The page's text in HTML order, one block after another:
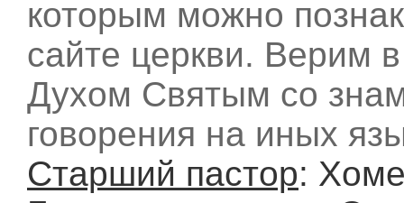
которым можно
сайте церкви. Верим
Духом Святым со
говорения на иных
Старший пастор: